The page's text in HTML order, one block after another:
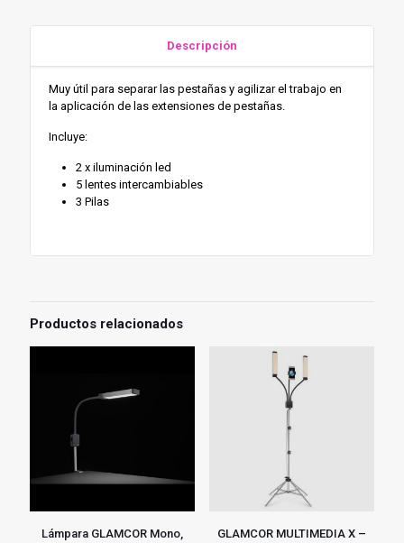
cantidad
Descripción
Muy útil para separar las pestañas y agilizar el trabajo en
la aplicación de las extensiones de pestañas.
Incluye:
2 x iluminación led
5 lentes intercambiables
3 Pilas
Productos relacionados
Lámpara GLAMCOR Mono,
GLAMCOR MULTIMEDIA X –